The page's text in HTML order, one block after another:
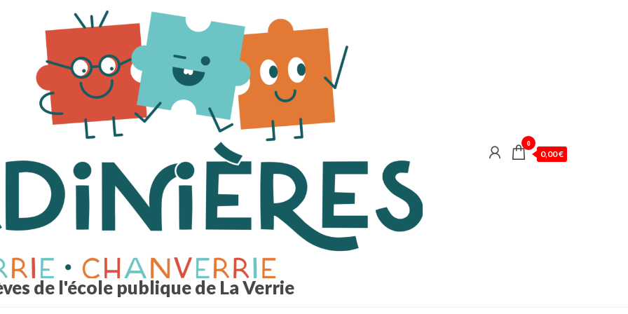
de l'école publique de La Verrie
0
0,00 €